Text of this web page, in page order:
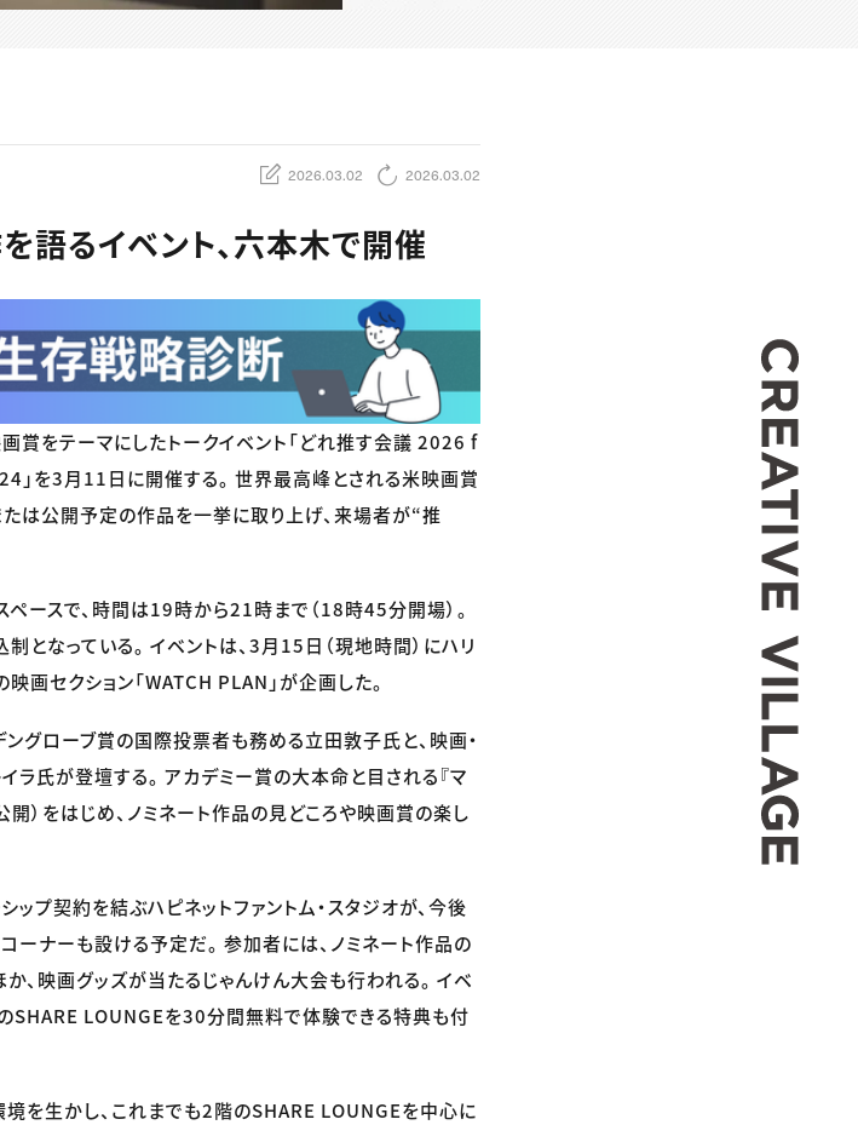
2026.03.02 2026.03.02
語るイベント、六本木で開催
賞をテーマにしたトークイベント「どれ推す会議 2026 f
」を3月11日に開催する。 世界最高峰とされる米映画賞
は公開予定の作品を一挙に取り上げ、来場者が“推
ースで、時間は19時から21時まで（18時45分開場）。
なっている。 イベントは、3月15日（現地時間）にハリ
画セクション「WATCH PLAN」が企画した。
ングローブ賞の国際投票者も務める立田敦子氏と、映画・
氏が登壇する。 アカデミー賞の大本命と目される『マ
）をはじめ、ノミネート作品の見どころや映画賞の楽し
プ契約を結ぶハピネットファントム・スタジオが、今後
ナーも設ける予定だ。 参加者には、ノミネート作品の
、映画グッズが当たるじゃんけん大会も行われる。 イベ
SHARE LOUNGEを30分間無料で体験できる特典も付
を生かし、これまでも2階のSHARE LOUNGEを中心に